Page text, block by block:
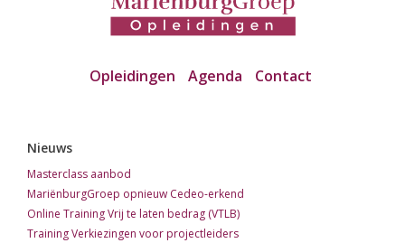
Opleidingen Agenda Contact
Nieuws
Masterclass aanbod
MariënburgGroep opnieuw Cedeo-erkend
Online Training Vrij te laten bedrag (VTLB)
Training Verkiezingen voor projectleiders